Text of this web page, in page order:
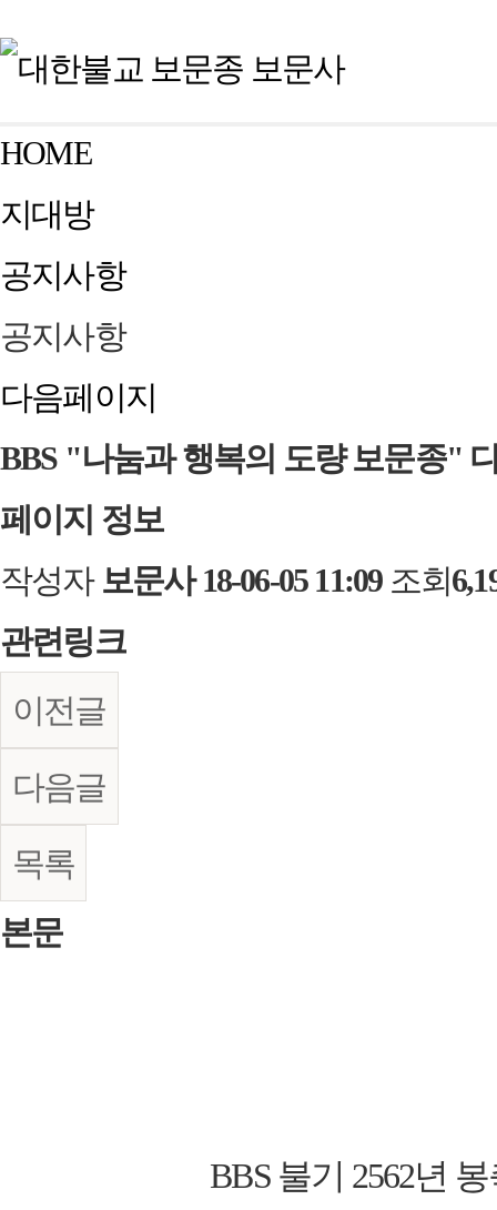
HOME
지대방
공지사항
공지사항
다음페이지
BBS "나눔과 행복의 도량 보문종"
페이지 정보
작성자 보문사 18-06-05 11:09조회
관련링크
이전글
다음글
목록
본문
BBS 불기 2562년